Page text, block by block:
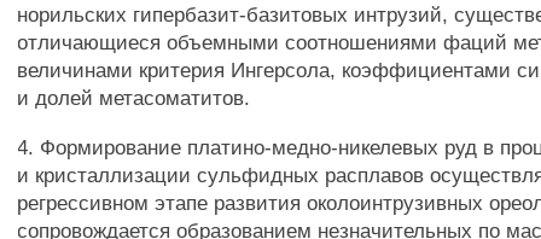
норильских гипербазит-базитовых интрузий,
отличающиеся объемными соотношениями фаций
величинами критерия Ингерсола, коэффициентами
и долей метасоматитов.
4. Формирование платино-медно-никелевых руд в
и кристаллизации сульфидных расплавов
регрессивном этапе развития околоинтрузивных
сопровождается образованием незначительных по